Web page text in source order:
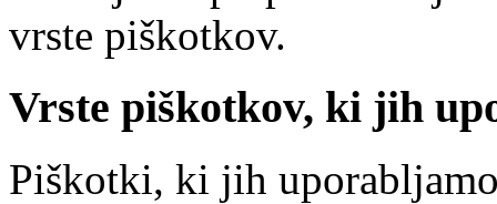
vrste piškotkov.
Vrste piškotkov, ki jih
Piškotki, ki jih